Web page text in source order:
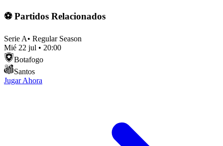
⚽ Partidos Relacionados
Serie A• Regular Season
Mié 22 jul • 20:00
Botafogo
Santos
Jugar Ahora